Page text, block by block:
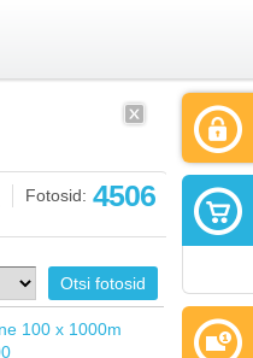
Fotosid: 4506